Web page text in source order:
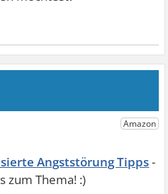
Angststörung Tipps